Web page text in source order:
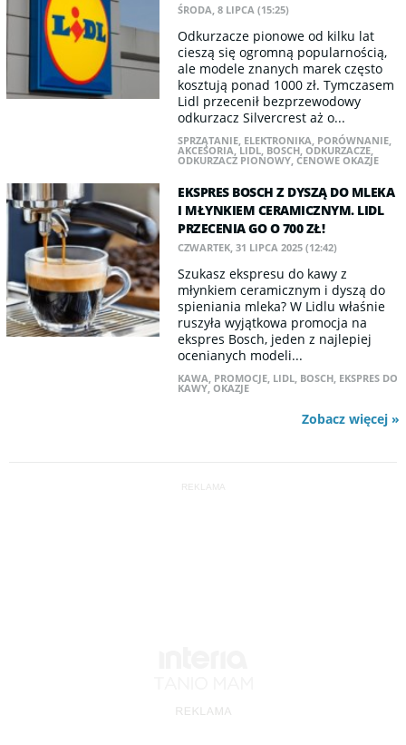
ŚRODA, 8 LIPCA (15:25)
Odkurzacze pionowe od kilku lat
cieszą się ogromną popularnością,
ale modele znanych marek często
kosztują ponad 1000 zł. Tymczasem
Lidl przecenił bezprzewodowy
odkurzacz Silvercrest aż o...
SPRZĄTANIE, ELEKTRONIKA, PORÓWNANIE,
AKCESORIA,LIDL, BOSCH,ODKURZACZE,
ODKURZACZ PIONOWY,CENOWE OKAZJE
EKSPRES BOSCH Z DYSZĄ DO MLEKA
I MŁYNKIEM CERAMICZNYM. LIDL
PRZECENIA GO O 700 ZŁ!
CZWARTEK, 31 LIPCA 2025 (12:42)
Szukasz ekspresu do kawy z
młynkiem ceramicznym i dyszą do
spieniania mleka? W Lidlu właśnie
ruszyła wyjątkowa promocja na
ekspres Bosch, jeden z najlepiej
ocenianych modeli...
KAWA, PROMOCJE, LIDL, BOSCH, EKSPRES DO
KAWY,OKAZJE
Zobacz więcej »
REKLAMA